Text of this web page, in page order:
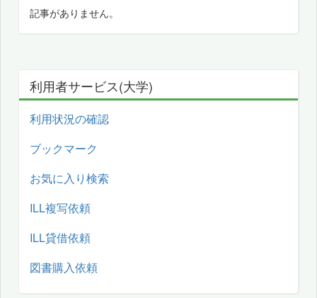
記事がありません。
利用者サービス(大学)
利用状況の確認
ブックマーク
お気に入り検索
ILL複写依頼
ILL貸借依頼
図書購入依頼